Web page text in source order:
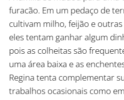
furacão. Em um pedaço de
cultivam milho, feijão e
eles tentam ganhar algum
pois as colheitas são
uma área baixa e as
Regina tenta complementar
trabalhos ocasionais como